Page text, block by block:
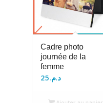
Cadre photo
journée de la
femme
د.م.25